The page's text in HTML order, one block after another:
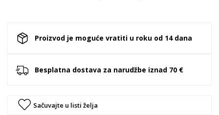
Proizvod je moguće vratiti u roku od 14 dana
Besplatna dostava za narudžbe iznad 70 €
Sačuvajte u listi želja